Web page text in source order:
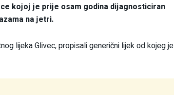
kojoj je prije osam godina dijagnosticiran
na jetri.
lijeka Glivec, propisali generični lijek od kojeg je